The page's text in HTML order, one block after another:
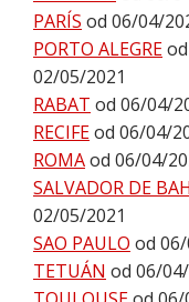
PARÍS od 06/04/
PORTO ALEGRE
02/05/2021
RABAT od 06/04/
RECIFEod 06/04/
ROMAod 06/04/
SALVADOR DE
02/05/2021
SAO PAULO od
TETUÁN od 06/